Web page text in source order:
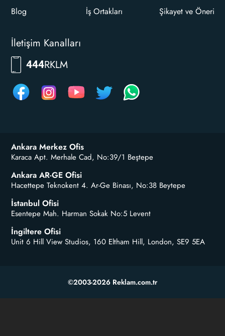
Blog
İş Ortakları
Şikayet ve Öneri
İletişim Kanalları
444RKLM
Ankara Merkez Ofis
Karaca Apt. Merhale Cad, No:39/1 Beştepe
Ankara AR-GE Ofisi
Hacettepe Teknokent 4. Ar-Ge Binası, No:38 Beytepe
İstanbul Ofisi
Esentepe Mah. Harman Sokak No:5 Levent
İngiltere Ofisi
Unit 6 Hill View Studios, 160 Eltham Hill, London, SE9 5EA
©2003-2026 Reklam.com.tr